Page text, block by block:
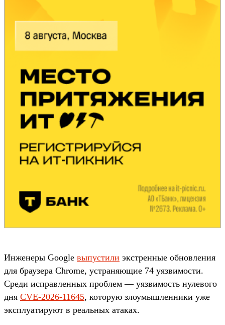
Инженеры Google выпустили экстренные обновления
для браузера Chrome, устраняющие 74 уязвимости.
Среди исправленных проблем — уязвимость нулевого
дня CVE-2026-11645, которую злоумышленники уже
эксплуатируют в реальных атаках.